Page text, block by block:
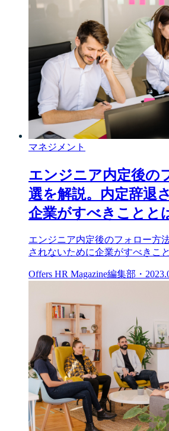
マネジメント
エンジニア内定後の
選を解説。内定辞退
企業がすべきことと
エンジニア内定後のフォロー方
されないために企業がすべきこ
Offers HR Magazine編集部 ・